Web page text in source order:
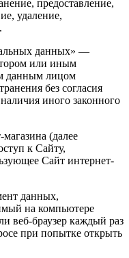
предоставление,
удаление,
данных» —
или иным
данным лицом
без согласия
иного законного
(далее
к Сайту,
Сайт интернет-
данных,
на компьютере
веб-браузер каждый раз
при попытке открыть